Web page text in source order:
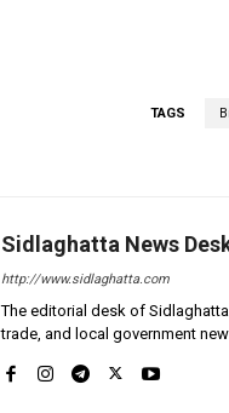
TAGS
Sidlaghatta News
http://www.sidlaghatta.com
The editorial desk of
trade, and local government